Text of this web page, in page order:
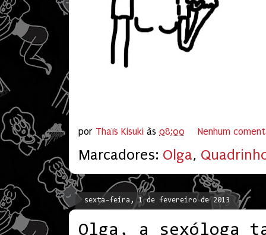
por Thaïs Kisuki às 08:00 Nenhum
Marcadores: Olga,
sexta-feira, 1 de fevereiro de 2013
Olga, a sexóloga